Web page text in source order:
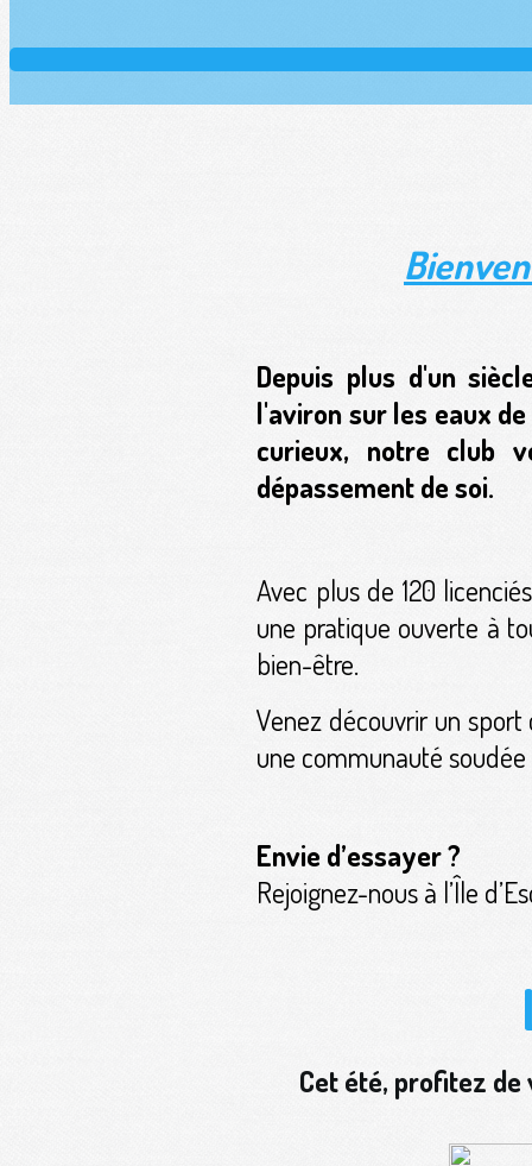
Depuis plus d'un
l'aviron sur les eaux
curieux, notre club
dépassement de soi.
Avec plus de 120
une pratique ouverte à
bien-être.
Venez découvrir un
une communauté
Envie d’essayer ?
Rejoignez-nous à l’Île
Cet été, profitez